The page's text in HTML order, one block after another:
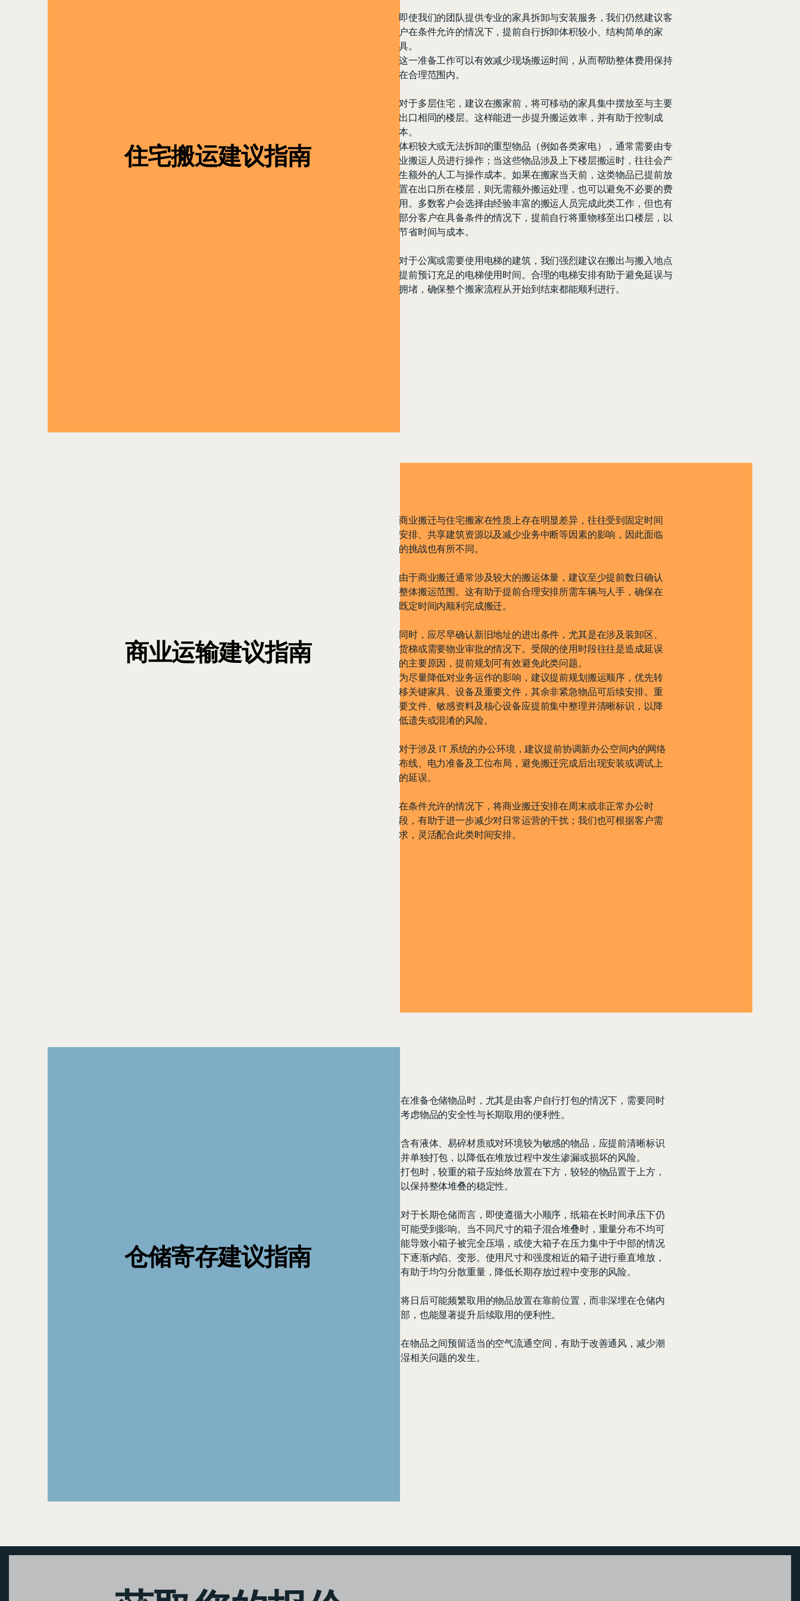
住宅搬运建议指南
即使我们的团队提供专业的家具拆卸与安装服务，我们仍然建议客
户在条件允许的情况下，提前自行拆卸体积较小、结构简单的家
具。
这一准备工作可以有效减少现场搬运时间，从而帮助整体费用保持
在合理范围内。
对于多层住宅，建议在搬家前，将可移动的家具集中摆放至与主要
出口相同的楼层。这样能进一步提升搬运效率，并有助于控制成
本。
体积较大或无法拆卸的重型物品（例如各类家电），通常需要由专
业搬运人员进行操作；当这些物品涉及上下楼层搬运时，往往会产
生额外的人工与操作成本。如果在搬家当天前，这类物品已提前放
置在出口所在楼层，则无需额外搬运处理，也可以避免不必要的费
用。多数客户会选择由经验丰富的搬运人员完成此类工作，但也有
部分客户在具备条件的情况下，提前自行将重物移至出口楼层，以
节省时间与成本。
对于公寓或需要使用电梯的建筑，我们强烈建议在搬出与搬入地点
提前预订充足的电梯使用时间。合理的电梯安排有助于避免延误与
拥堵，确保整个搬家流程从开始到结束都能顺利进行。
商业运输建议指南
商业搬迁与住宅搬家在性质上存在明显差异，往往受到固定时间
安排、共享建筑资源以及减少业务中断等因素的影响，因此面临
的挑战也有所不同。
由于商业搬迁通常涉及较大的搬运体量，建议至少提前数日确认
整体搬运范围。这有助于提前合理安排所需车辆与人手，确保在
既定时间内顺利完成搬迁。
同时，应尽早确认新旧地址的进出条件，尤其是在涉及装卸区、
货梯或需要物业审批的情况下。受限的使用时段往往是造成延误
的主要原因，提前规划可有效避免此类问题。
为尽量降低对业务运作的影响，建议提前规划搬运顺序，优先转
移关键家具、设备及重要文件，其余非紧急物品可后续安排。重
要文件、敏感资料及核心设备应提前集中整理并清晰标识，以降
低遗失或混淆的风险。
对于涉及 IT 系统的办公环境，建议提前协调新办公空间内的网络
布线、电力准备及工位布局，避免搬迁完成后出现安装或调试上
的延误。
在条件允许的情况下，将商业搬迁安排在周末或非正常办公时
段，有助于进一步减少对日常运营的干扰；我们也可根据客户需
求，灵活配合此类时间安排。
​仓储寄存建议指南
在准备仓储物品时，尤其是由客户自行打包的情况下，需要同时
考虑物品的安全性与长期取用的便利性。
含有液体、易碎材质或对环境较为敏感的物品，应提前清晰标识
并单独打包，以降低在堆放过程中发生渗漏或损坏的风险。
打包时，较重的箱子应始终放置在下方，较轻的物品置于上方，
以保持整体堆叠的稳定性。
对于长期仓储而言，即使遵循大小顺序，纸箱在长时间承压下仍
可能受到影响。当不同尺寸的箱子混合堆叠时，重量分布不均可
能导致小箱子被完全压塌，或使大箱子在压力集中于中部的情况
下逐渐内陷、变形。使用尺寸和强度相近的箱子进行垂直堆放，
有助于均匀分散重量，降低长期存放过程中变形的风险。
将日后可能频繁取用的物品放置在靠前位置，而非深埋在仓储内
部，也能显著提升后续取用的便利性。
在物品之间预留适当的空气流通空间，有助于改善通风，减少潮
湿相关问题的发生。